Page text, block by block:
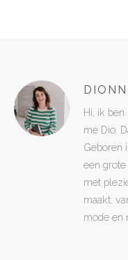
Hi, ik
me Dio.
Geboren
een
met
maakt:
mode en